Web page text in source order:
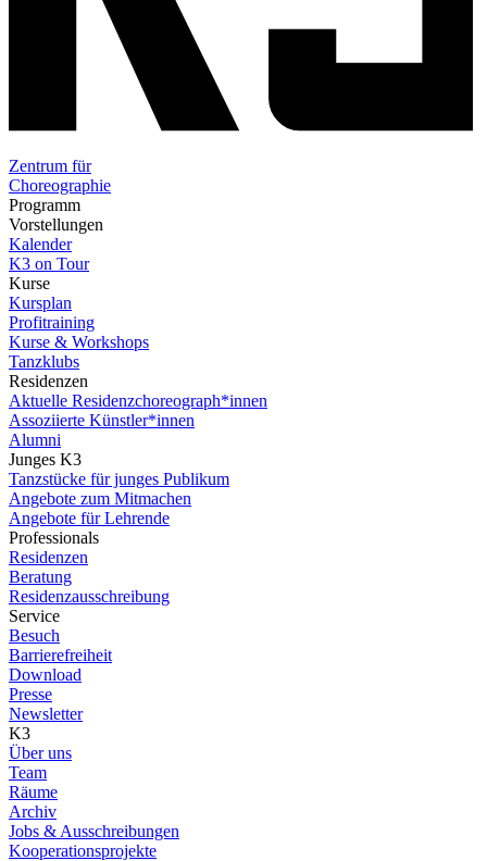
Zentrum für
Choreographie
Programm
Vorstellungen
Kalender
K3 on Tour
Kurse
Kursplan
Profitraining
Kurse & Workshops
Tanzklubs
Residenzen
Aktuelle Residenzchoreograph*innen
Assoziierte Künstler*innen
Alumni
Junges K3
Tanzstücke für junges Publikum
Angebote zum Mitmachen
Angebote für Lehrende
Professionals
Residenzen
Beratung
Residenzausschreibung
Service
Besuch
Barrierefreiheit
Download
Presse
Newsletter
K3
Über uns
Team
Räume
Archiv
Jobs & Ausschreibungen
Kooperationsprojekte